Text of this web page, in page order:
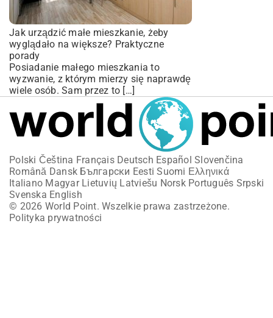
Jak urządzić małe mieszkanie, żeby
wyglądało na większe? Praktyczne
porady
Posiadanie małego mieszkania to
wyzwanie, z którym mierzy się naprawdę
wiele osób. Sam przez to […]
Polski Čeština Français Deutsch Español Slovenčina
Română Dansk Български Eesti Suomi Ελληνικά
Italiano Magyar Lietuvių Latviešu Norsk Português Srpski
Svenska English
© 2026 World Point. Wszelkie prawa zastrzeżone.
Polityka prywatności